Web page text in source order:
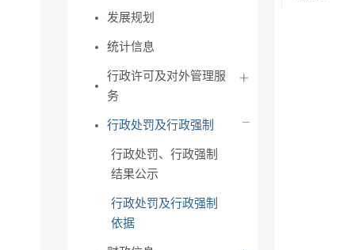
发展规划
统计信息
行政许可及对外管理服
务
行政处罚及行政强制
行政处罚、行政强制
结果公示
行政处罚及行政强制
依据